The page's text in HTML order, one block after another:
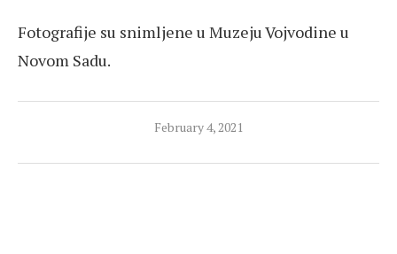
Fotografije su snimljene u Muzeju Vojvodine u
Novom Sadu.
February 4, 2021